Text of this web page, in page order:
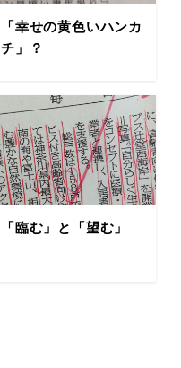
「幸せの黄色いハンカ
チ」？
「臨む」と「望む」